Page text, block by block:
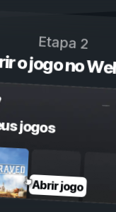
Etapa 2
o jogo no
jogos
Abrir jogo